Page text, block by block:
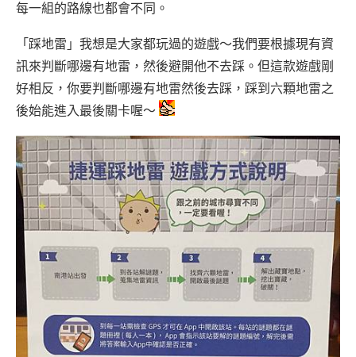
每一組的路線也都會不同。
「踩地雷」我想是大家都玩過的遊戲～我們要根據現有資
訊來判斷哪邊有地雷，然後避開他不去踩。但這款遊戲剛
好相反，你要判斷哪邊有地雷然後去踩，踩到六顆地雷之
後始能進入最後關卡喔～